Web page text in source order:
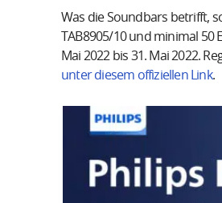
Was die Soundbars betrifft,
TAB8905/10 und minimal
Mai 2022 bis 31. Mai 2022.
unter diesem offiziellen Link.